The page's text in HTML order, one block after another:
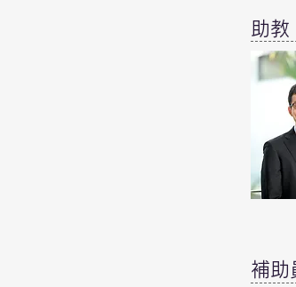
助教
補助